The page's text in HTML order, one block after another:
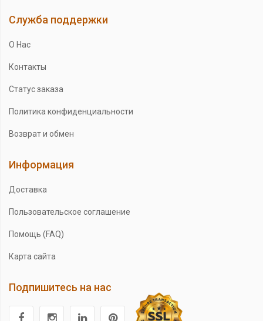
Служба поддержки
О Нас
Контакты
Статус заказа
Политика конфиденциальности
Возврат и обмен
Информация
Доставка
Пользовательское соглашение
Помощь (FAQ)
Карта сайта
Подпишитесь на нас